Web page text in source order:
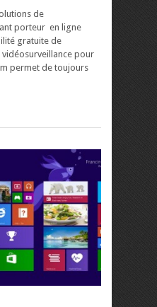
de
porteur en ligne
gratuite de
pour
permet de toujours